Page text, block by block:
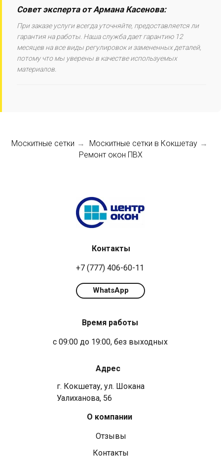
Совет эксперта от Армана Касенова:
При заказе услуги всегда уточняйте, предоставляется ли
гарантия на работы. Наша служба дает гарантию 12
месяцев на все виды регулировок и замененных деталей,
потому что мы уверены в качестве используемых
материалов.
Москитные сетки → Москитные сетки в Кокшетау →
Ремонт окон ПВХ
+7 (777) 406-60-11
с 09:00 до 19:00, без выходных
Отзывы
Контакты
г. Кокшетау, ул. Шокана
Уалиханова, 56
О компании
Адрес
Время работы
Контакты
WhatsApp